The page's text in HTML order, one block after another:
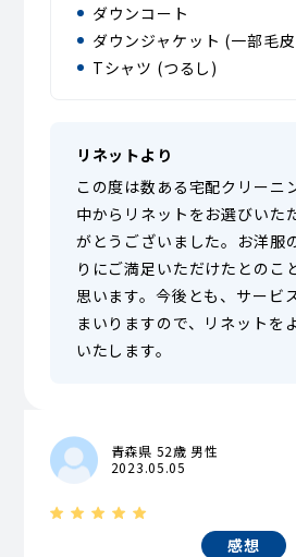
ダウンコート
ダウンジャケット (一部毛
Tシャツ (つるし)
リネットより
この度は数ある宅配クリーニ
中からリネットをお選びいた
がとうございました。お洋服
りにご満足いただけたとのこ
思います。今後とも、サービ
まいりますので、リネットを
いたします。
青森県 52歳 男性
2023.05.05
感想